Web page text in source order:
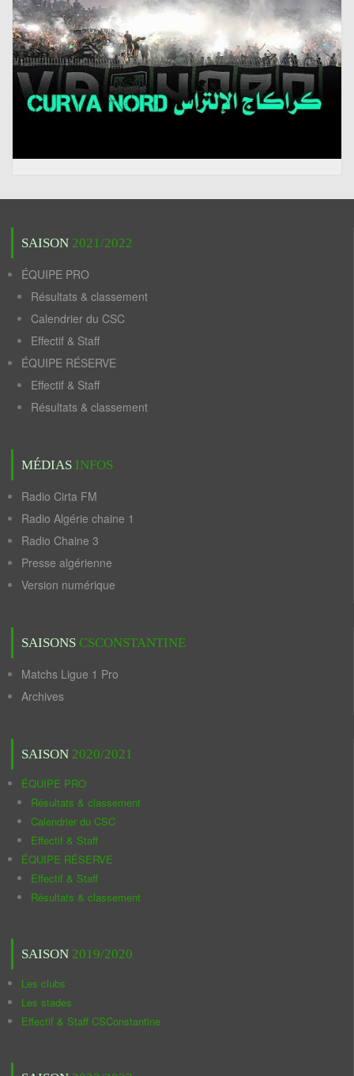
SAISON 2021/2022
ÉQUIPE PRO
Résultats & classement
Calendrier du CSC
Effectif & Staff
ÉQUIPE RÉSERVE
Effectif & Staff
Résultats & classement
MÉDIAS INFOS
Radio Cirta FM
Radio Algérie chaine 1
Radio Chaine 3
Presse algérienne
Version numérique
SAISONS CSCONSTANTINE
Matchs Ligue 1 Pro
Archives
SAISON 2020/2021
ÉQUIPE PRO
Résultats & classement
Calendrier du CSC
Effectif & Staff
ÉQUIPE RÉSERVE
Effectif & Staff
Résultats & classement
SAISON 2019/2020
Les clubs
Les stades
Effectif & Staff CSConstantine